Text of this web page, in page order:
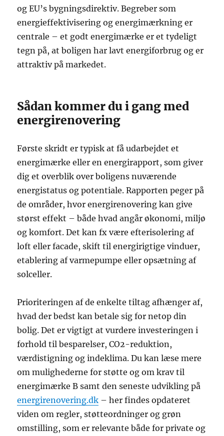
og EU’s bygningsdirektiv. Begreber som
energieffektivisering og energimærkning er
centrale – et godt energimærke er et tydeligt
tegn på, at boligen har lavt energiforbrug og er
attraktiv på markedet.
Sådan kommer du i gang med
energirenovering
Første skridt er typisk at få udarbejdet et
energimærke eller en energirapport, som giver
dig et overblik over boligens nuværende
energistatus og potentiale. Rapporten peger på
de områder, hvor energirenovering kan give
størst effekt – både hvad angår økonomi, miljø
og komfort. Det kan fx være efterisolering af
loft eller facade, skift til energirigtige vinduer,
etablering af varmepumpe eller opsætning af
solceller.
Prioriteringen af de enkelte tiltag afhænger af,
hvad der bedst kan betale sig for netop din
bolig. Det er vigtigt at vurdere investeringen i
forhold til besparelser, CO2-reduktion,
værdistigning og indeklima. Du kan læse mere
om mulighederne for støtte og om krav til
energimærke B samt den seneste udvikling på
energirenovering.dk – her findes opdateret
viden om regler, støtteordninger og grøn
omstilling, som er relevante både for private og